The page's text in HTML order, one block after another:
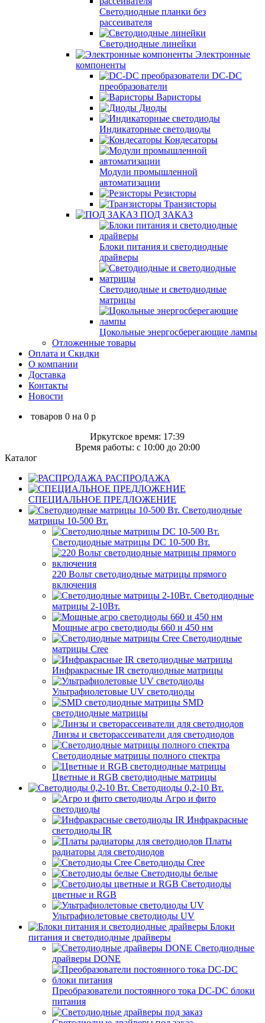
Светодиодные планки без
рассеивателя
Светодиодные линейки
Электронные
компоненты
DC-DC
преобразователи
Варисторы
Диоды
Индикаторные светодиоды
Кондесаторы
Модули промышленной
автоматизации
Резисторы
Транзисторы
ПОД ЗАКАЗ
Блоки питания и светодиодные
драйверы
Светодиодные и светодиодные
матрицы
Цокольные энергосберегающие лампы
Отложенные товары
Оплата и Скидки
О компании
Доставка
Контакты
Новости
товаров 0 на 0 p
Иркутское время: 17:39
Время работы: c 10:00 до 20:00
Каталог
РАСПРОДАЖА
СПЕЦИАЛЬНОЕ ПРЕДЛОЖЕНИЕ
Светодиодные
матрицы 10-500 Вт.
Светодиодные матрицы DC 10-500 Вт.
220 Вольт cветодиодные матрицы прямого
включения
Светодиодные
матрицы 2-10Вт.
Мощные агро светодиоды 660 и 450 нм
Светодиодные
матрицы Cree
Инфракрасные IR светодиодные матрицы
Ультрафиолетовые UV светодиоды
SMD
светодиодные матрицы
Линзы и светорассеиватели для светодиодов
Светодиодные матрицы полного спектра
Цветные и RGB светодиодные матрицы
Светодиоды 0,2-10 Вт.
Агро и фито
светодиоды
Инфракрасные
светодиоды IR
Платы
радиаторы для светодиодов
Светодиоды Cree
Светодиоды белые
Светодиоды
цветные и RGB
Ультрафиолетовые светодиоды UV
Блоки
питания и светодиодные драйверы
Светодиодные
драйверы DONE
Преобразователи постоянного тока DC-DC блоки
питания